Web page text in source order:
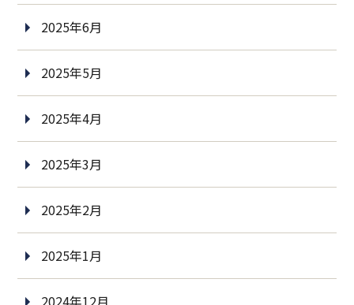
2025年6月
2025年5月
2025年4月
2025年3月
2025年2月
2025年1月
2024年12月